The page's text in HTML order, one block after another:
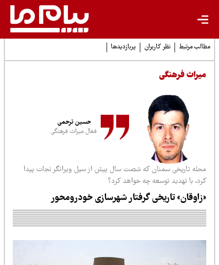
مرتبط نظر کاربران پربازدیدها
فرهنگی
حسین ترحمی
فعال میراث فرهنگی
تاریخی سمنان که شصت سال پیش از سیل ویرانگر نجات پیدا
با تهدید توسعه چه خواهد کرد؟
تاریخی گرفتار شهرسازی خودرو‌محور